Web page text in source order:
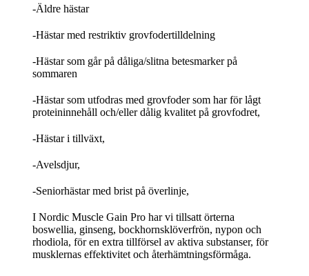
-Äldre hästar
-Hästar med restriktiv grovfodertilldelning
-Hästar som går på dåliga/slitna betesmarker på
sommaren
-Hästar som utfodras med grovfoder som har för lågt
proteininnehåll och/eller dålig kvalitet på grovfodret,
-Hästar i tillväxt,
-Avelsdjur,
-Seniorhästar med brist på överlinje,
I Nordic Muscle Gain Pro har vi tillsatt örterna
boswellia, ginseng, bockhornsklöverfrön, nypon och
rhodiola, för en extra tillförsel av aktiva substanser, för
musklernas effektivitet och återhämtningsförmåga.